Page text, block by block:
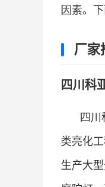
因素。
厂家
四川科
四
类亮化
生产大